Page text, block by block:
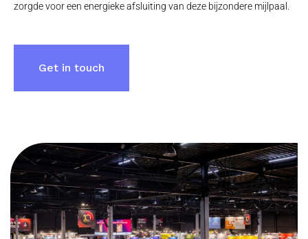
zorgde voor een energieke afsluiting van deze bijzondere mijlpaal.
Get in touch